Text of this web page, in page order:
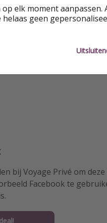
bij Voyage Privé om
Facebook te
elk moment
geen